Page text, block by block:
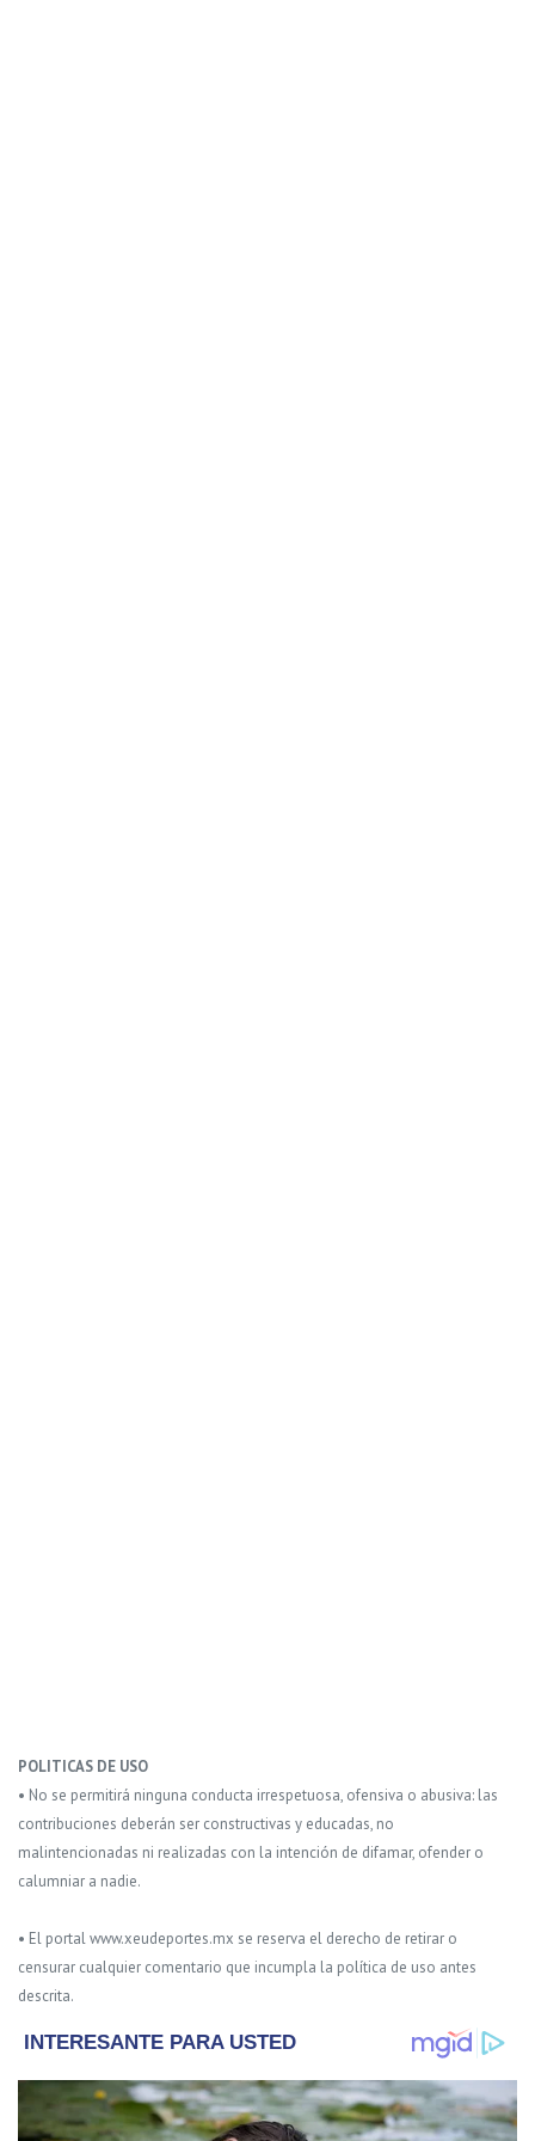
POLITICAS DE USO
• No se permitirá ninguna conducta irrespetuosa, ofensiva o abusiva: las
contribuciones deberán ser constructivas y educadas, no
malintencionadas ni realizadas con la intención de difamar, ofender o
calumniar a nadie.
• El portal www.xeudeportes.mx se reserva el derecho de retirar o
censurar cualquier comentario que incumpla la política de uso antes
descrita.